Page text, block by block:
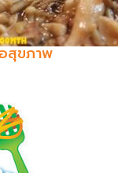
สุขภาพ